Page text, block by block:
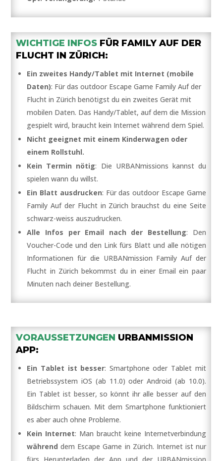
WICHTIGE INFOS FÜR FAMILY AUF DER
FLUCHT IN ZÜRICH:
Ein zweites Handy/Tablet mit Internet (mobile
Daten): Für das outdoor Escape Game Family Auf der
Flucht in Zürich benötigst du ein zweites Gerät mit
mobilen Daten. Das Handy/Tablet, auf dem die Mission
gespielt wird, braucht kein Internet während dem Spiel.
Nicht geeignet mit einem Kinderwagen oder
einem Rollstuhl.
Kein Termin nötig: Die URBANmissions kannst du
spielen wann du willst.
Ein Blatt ausdrucken: Für das outdoor Escape Game
Family Auf der Flucht in Zürich brauchst du eine Seite
schwarz-weiss auszudrucken.
Alle Infos per Email nach der Bestellung: Den
Voucher-Code und den Link fürs Blatt und alle nötigen
Informationen für die URBANmission Family Auf der
Flucht in Zürich bekommst du in einer Email ein paar
Minuten nach deiner Bestellung.
VORAUSSETZUNGEN URBANMISSION
APP:
Ein Tablet ist besser: Smartphone oder Tablet mit
Betriebssystem iOS (ab 11.0) oder Android (ab 10.0).
Ein Tablet ist besser, so könnt ihr alle besser auf den
Bildschirm schauen. Mit dem Smartphone funktioniert
es aber auch ohne Probleme.
Kein Internet: Man braucht keine Internetverbindung
während dem Escape Game in Zürich. Internet ist nur